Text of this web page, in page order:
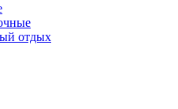
отдых